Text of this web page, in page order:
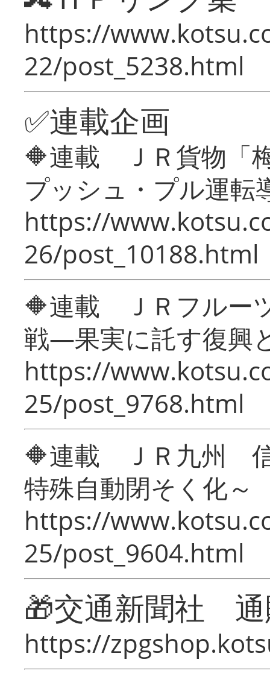
https://
22/post_5238.html
✅連載企画
🔶連載 ＪＲ貨物「
プッシュ・プル運転
https://
26/post_10188.html
🔶連載 ＪＲフルー
戦―果実に託す復興
https://
25/post_9768.html
🔶連載 ＪＲ九州 信
特殊自動閉そく化～
https://
25/post_9604.html
🎁交通新聞社
https://